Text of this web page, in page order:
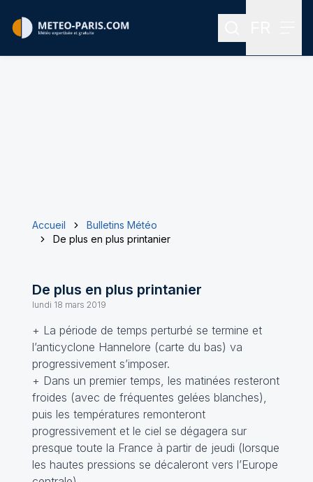
Rechercher
Accueil
Bulletins Météo
De plus en plus printanier
De plus en plus printanier
lundi 18 mars 2019
+ La période de temps perturbé se termine et
l’anticyclone Hannelore (carte du bas) va
progressivement s’imposer.
+ Dans un premier temps, les matinées resteront
froides (avec de fréquentes gelées blanches),
puis les températures remonteront
progressivement et le ciel se dégagera sur
presque toute la France à partir de jeudi (lorsque
les hautes pressions se décaleront vers l’Europe